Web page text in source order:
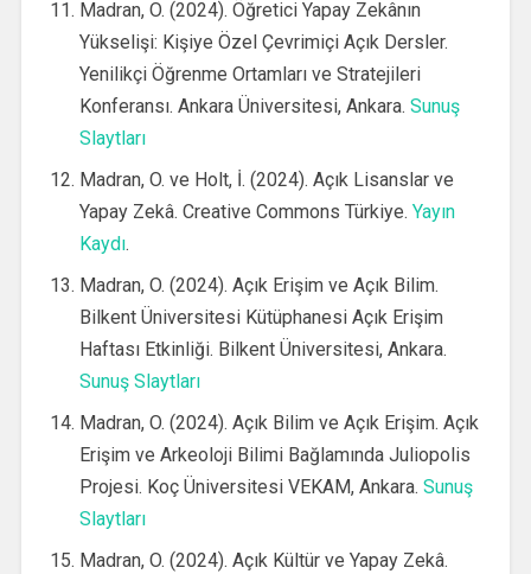
Madran, O. (2024). Öğretici Yapay Zekânın
Yükselişi: Kişiye Özel Çevrimiçi Açık Dersler.
Yenilikçi Öğrenme Ortamları ve Stratejileri
Konferansı. Ankara Üniversitesi, Ankara. Sunuş
Slaytları
Madran, O. ve Holt, İ. (2024). Açık Lisanslar ve
Yapay Zekâ. Creative Commons Türkiye. Yayın
Kaydı.
Madran, O. (2024). Açık Erişim ve Açık Bilim.
Bilkent Üniversitesi Kütüphanesi Açık Erişim
Haftası Etkinliği. Bilkent Üniversitesi, Ankara.
Sunuş Slaytları
Madran, O. (2024). Açık Bilim ve Açık Erişim. Açık
Erişim ve Arkeoloji Bilimi Bağlamında Juliopolis
Projesi. Koç Üniversitesi VEKAM, Ankara. Sunuş
Slaytları
Madran, O. (2024). Açık Kültür ve Yapay Zekâ.